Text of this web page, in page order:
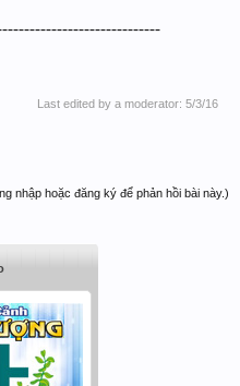
Last edited by a moderator: 5/3/16
nhập hoặc đăng ký để phản hồi bài này.)